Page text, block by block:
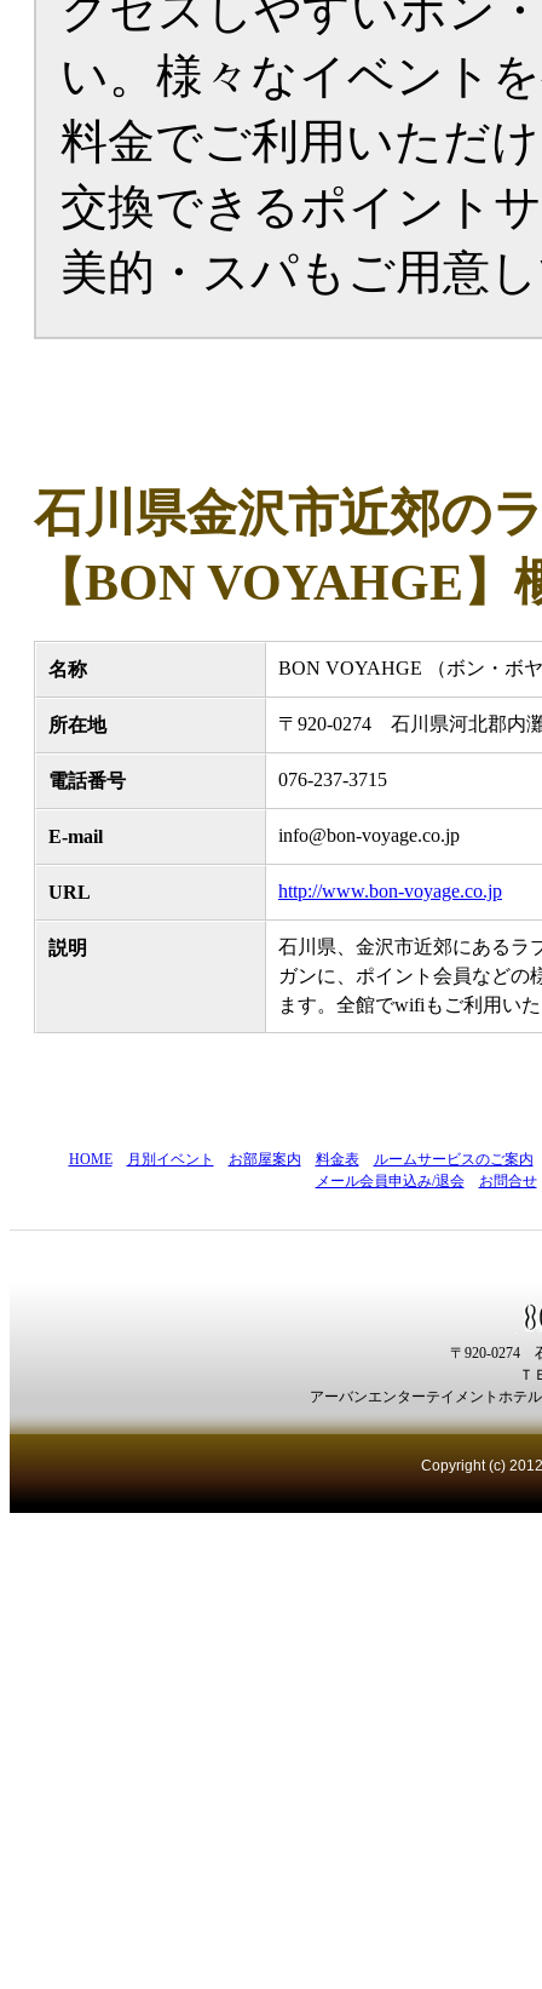
い。様々なイベント
料金でご利用いただ
交換できるポイント
美的・ スパもご用意
石川県金沢市近郊の
【BON VOYAHGE】
名称 BON VOYAHGE （ボン・ボ
所在地 〒920-0274 石川県河北郡内
電話番号 076-237-3715
E-mail info@bon-voyage.co.jp
URL http://www.bon-voyage.co.jp
説明
石川県、金沢市近郊にあるラ
ガンに、ポイント会員などの
ます。全館でwifiもご利用い
HOME 月別イベント お部屋案内 料金表
ルームサービスのご案内
メール会員申込み/退会
お問合せ
〒920-0274
ＴＥ
アーバンエンターテイメントホ
Copyright (c)